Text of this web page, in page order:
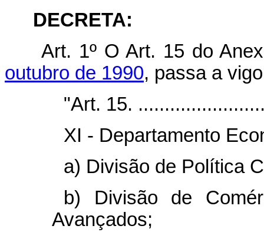
DECRETA:
Art. 1º O Art. 15 do
outubro de 1990, passa a
"Art. 15.
XI - Departamento
a) Divisão de Política
b) Divisão de
Avançados;